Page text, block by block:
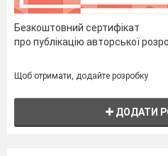
обласному рівні;
залучати
інноваційних
Безкоштовний сертифікат
про публікацію авторської
Щоб отримати, додайте розробку
ДОДАТИ